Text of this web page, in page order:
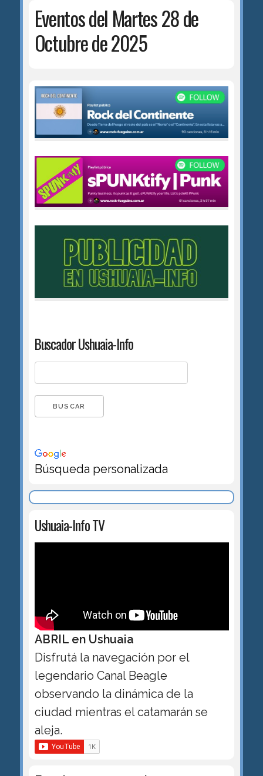
Eventos del Martes 28 de
Octubre de 2025
Buscador Ushuaia-Info
Búsqueda personalizada
Ushuaia-Info TV
ABRIL en Ushuaia
Disfrutá la navegación por el
legendario Canal Beagle
observando la dinámica de la
ciudad mientras el catamarán se
aleja.